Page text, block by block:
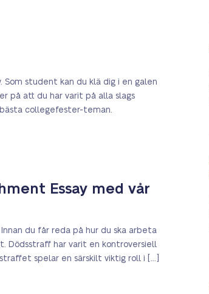
student kan du klä dig i en galen
på att du har varit på alla slags
collegefester-teman.
Essay med vår
du får reda på hur du ska arbeta
Dödsstraff har varit en kontroversiell
spelar en särskilt viktig roll i [...]